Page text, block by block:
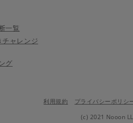
一覧
ャレンジ
グ
利用規約 プライバシーポリシ
(c) 2021 Nooon